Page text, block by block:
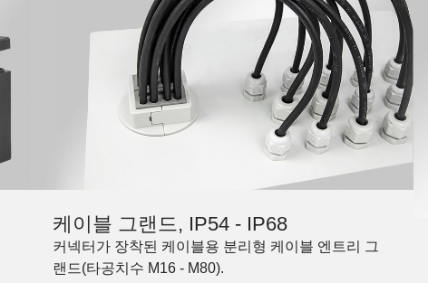
케이블 그랜드, IP54 - IP68
커넥터가 장착된 케이블용 분리형 케이블 엔트리 그
랜드(타공치수 M16 - M80).